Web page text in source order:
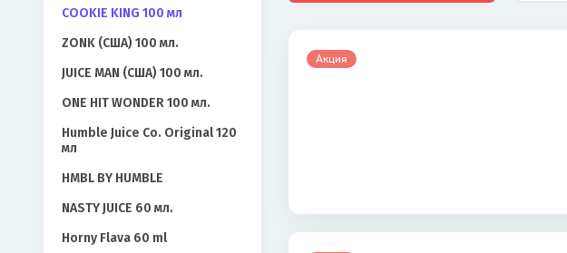
COOKIE KING 100 мл
ZONK (США) 100 мл.
JUICE MAN (США) 100 мл.
ONE HIT WONDER 100 мл.
Humble Juice Co. Original 120
мл
HMBL BY HUMBLE
NASTY JUICE 60 мл.
Horny Flava 60 ml
Акция